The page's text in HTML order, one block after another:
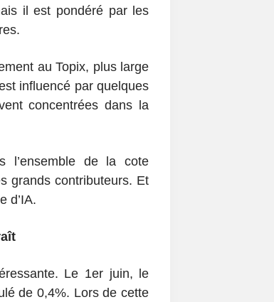
il est pondéré par les
au Topix, plus large
influencé par quelques
concentrées dans la
l’ensemble de la cote
grands contributeurs. Et
d’IA.
Le 1er juin, le
de 0,4%. Lors de cette